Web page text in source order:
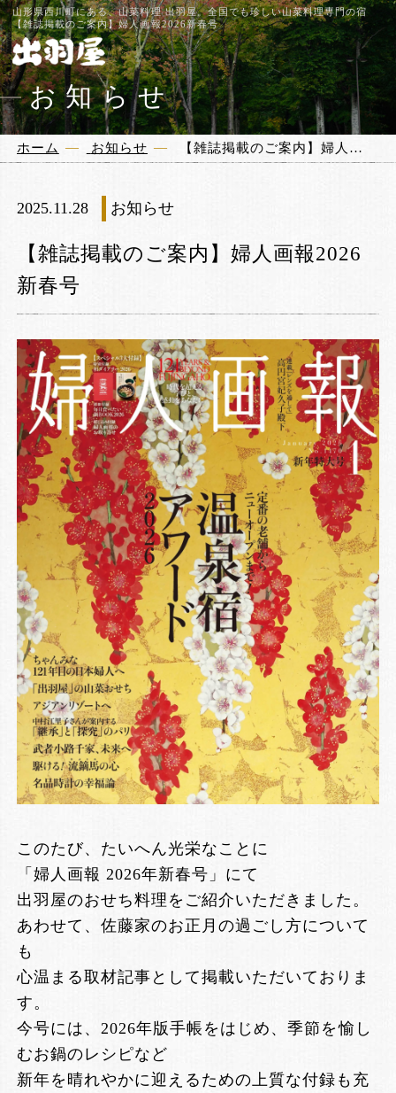
山形県西川町にある、山菜料理 出羽屋。全国でも珍しい山菜料理専門の宿
【雑誌掲載のご案内】婦人画報2026新春号
お知らせ
ホーム お知らせ 【雑誌掲載のご案内】婦人画報2026新春号
2025.11.28 お知らせ
【雑誌掲載のご案内】婦人画報2026
新春号
このたび、たいへん光栄なことに
「婦人画報 2026年新春号」にて
出羽屋のおせち料理をご紹介いただきました。
あわせて、佐藤家のお正月の過ごし方について
も
心温まる取材記事として掲載いただいておりま
す。
今号には、2026年版手帳をはじめ、季節を愉し
むお鍋のレシピなど
新年を晴れやかに迎えるための上質な付録も充